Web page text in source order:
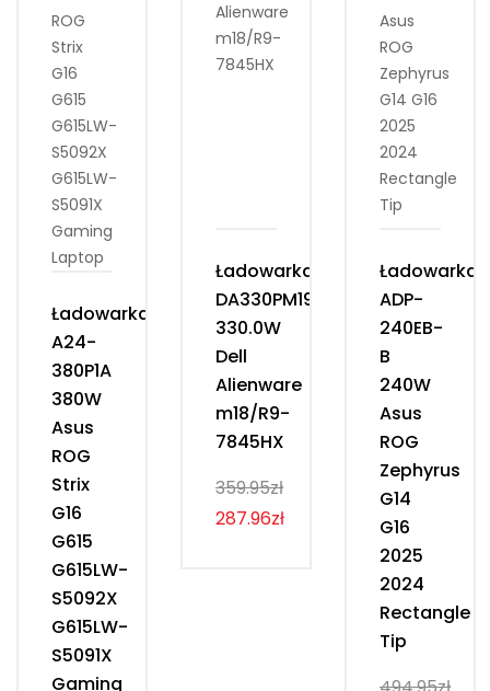
Ładowarka
A24-
380P1A
380W
Asus
ROG
Strix
G16
G615
G615LW-
S5092X
G615LW-
S5091X
Gaming
Ładowarka
DA330PM190
330.0W
Dell
Alienware
m18/R9-
7845HX
359.95zł
287.96zł
Ładowarka
ADP-
240EB-
B
240W
Asus
ROG
Zephyrus
G14
G16
2025
2024
Rectangle
Tip